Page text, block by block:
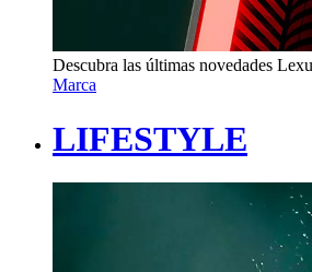
Descubra las últimas novedades
Marca
LIFESTYLE